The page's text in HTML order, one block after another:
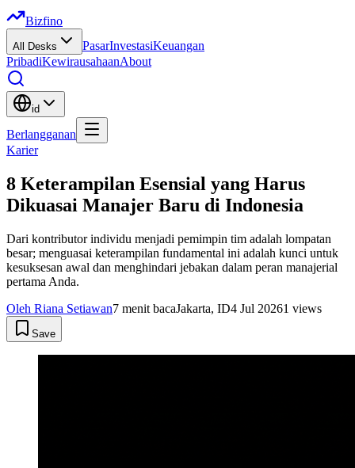
Bizfino
All Desks PasarInvestasiKeuangan
PribadiKewirausahaanAbout
id
Berlangganan
Karier
8 Keterampilan Esensial yang Harus
Dikuasai Manajer Baru di Indonesia
Dari kontributor individu menjadi pemimpin tim adalah lompatan
besar; menguasai keterampilan fundamental ini adalah kunci untuk
kesuksesan awal dan menghindari jebakan dalam peran manajerial
pertama Anda.
Oleh Riana Setiawan7 menit bacaJakarta, ID4 Jul 20261 views
Save